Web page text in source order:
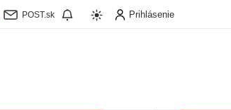
POST.sk Prihlásenie